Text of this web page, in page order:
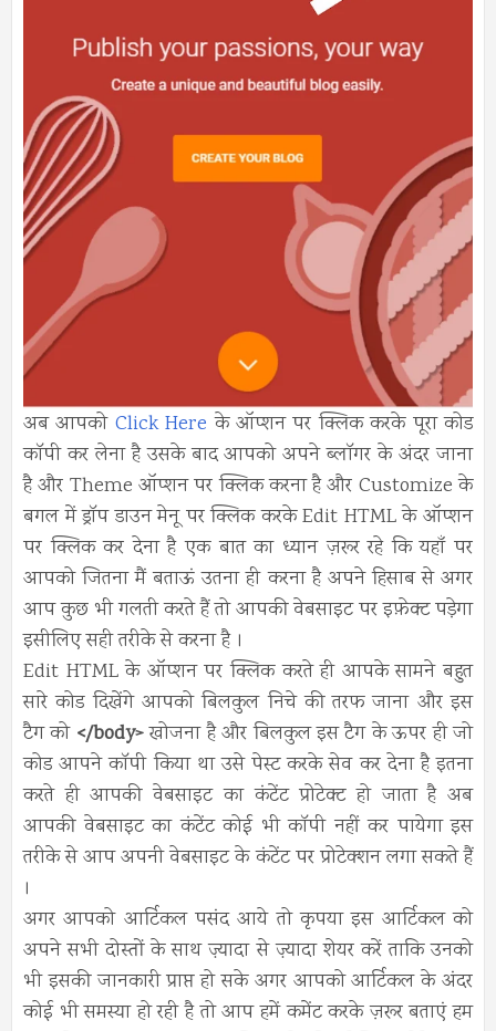
अब आपको Click Here के ऑप्शन पर क्लिक करके पूरा कोड
कॉपी कर लेना है उसके बाद आपको अपने ब्लॉगर के अंदर जाना
है और Theme ऑप्शन पर क्लिक करना है और Customize के
बगल में ड्रॉप डाउन मेनू पर क्लिक करके Edit HTML के ऑप्शन
पर क्लिक कर देना है एक बात का ध्यान ज़रूर रहे कि यहाँ पर
आपको जितना मैं बताऊं उतना ही करना है अपने हिसाब से अगर
आप कुछ भी गलती करते हैं तो आपकी वेबसाइट पर इफ़ेक्ट पड़ेगा
इसीलिए सही तरीके से करना है ।
Edit HTML के ऑप्शन पर क्लिक करते ही आपके सामने बहुत
सारे कोड दिखेंगे आपको बिलकुल निचे की तरफ जाना और इस
टैग को </body>खोजना है और बिलकुल इस टैग के ऊपर ही जो
कोड आपने कॉपी किया था उसे पेस्ट करके सेव कर देना है इतना
करते ही आपकी वेबसाइट का कंटेंट प्रोटेक्ट हो जाता है अब
आपकी वेबसाइट का कंटेंट कोई भी कॉपी नहीं कर पायेगा इस
तरीके से आप अपनी वेबसाइट के कंटेंट पर प्रोटेक्शन लगा सकते हैं
।
अगर आपको आर्टिकल पसंद आये तो कृपया इस आर्टिकल को
अपने सभी दोस्तों के साथ ज़्यादा से ज़्यादा शेयर करें ताकि उनको
भी इसकी जानकारी प्राप्त हो सके अगर आपको आर्टिकल के अंदर
कोई भी समस्या हो रही है तो आप हमें कमेंट करके ज़रूर बताएं हम